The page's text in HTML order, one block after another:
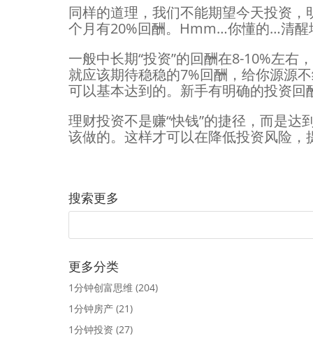
同样的道理，我们不能期望今天投资
个月有20%回酬。Hmm…你懂的…清醒
一般中长期“投资”的回酬在8-10%左右
就应该期待稳稳的7%回酬，给你源源
可以基本达到的。新手有明确的投资
理财投资不是赚“快钱”的捷径，而是达
该做的。这样才可以在降低投资风险
搜索更多
更多分类
1分钟创富思维 (204)
1分钟房产 (21)
1分钟投资 (27)